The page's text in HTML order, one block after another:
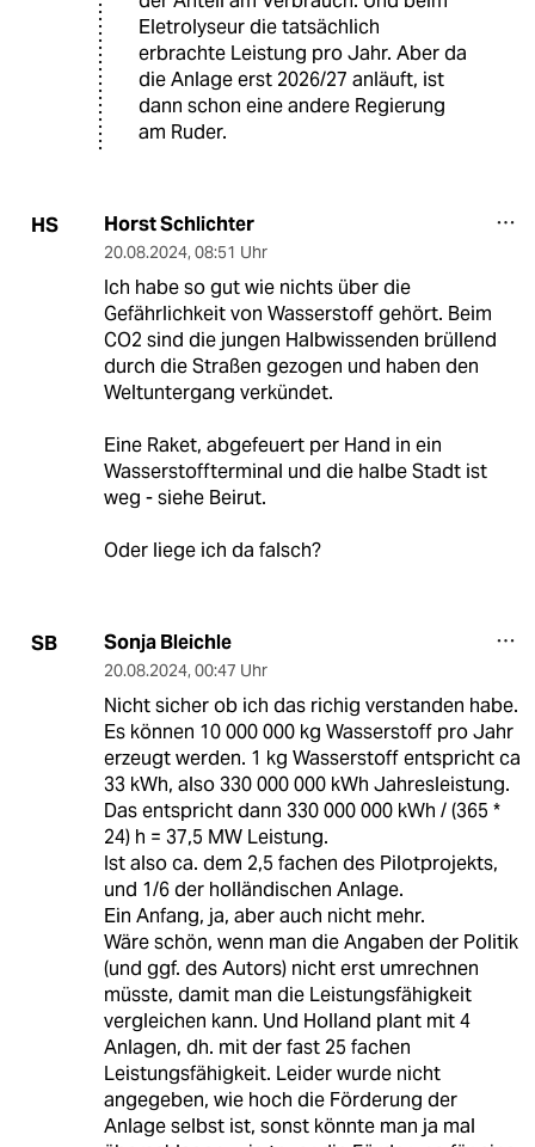
Eletrolyseur die tatsächlich
erbrachte Leistung pro Jahr. Aber da
die Anlage erst 2026/27 anläuft, ist
dann schon eine andere Regierung
am Ruder.
HS Horst Schlichter
20.08.2024, 08:51 Uhr
Ich habe so gut wie nichts über die
Gefährlichkeit von Wasserstoff gehört. Beim
CO2 sind die jungen Halbwissenden brüllend
durch die Straßen gezogen und haben den
Weltuntergang verkündet.
Eine Raket, abgefeuert per Hand in ein
Wasserstoffterminal und die halbe Stadt ist
weg - siehe Beirut.
Oder liege ich da falsch?
SB Sonja Bleichle
20.08.2024, 00:47 Uhr
Nicht sicher ob ich das richig verstanden habe.
Es können 10 000 000 kg Wasserstoff pro Jahr
erzeugt werden. 1 kg Wasserstoff entspricht ca
33 kWh, also 330 000 000 kWh Jahresleistung.
Das entspricht dann 330 000 000 kWh / (365 *
24) h = 37,5 MW Leistung.
Ist also ca. dem 2,5 fachen des Pilotprojekts,
und 1/6 der holländischen Anlage.
Ein Anfang, ja, aber auch nicht mehr.
Wäre schön, wenn man die Angaben der Politik
(und ggf. des Autors) nicht erst umrechnen
müsste, damit man die Leistungsfähigkeit
vergleichen kann. Und Holland plant mit 4
Anlagen, dh. mit der fast 25 fachen
Leistungsfähigkeit. Leider wurde nicht
angegeben, wie hoch die Förderung der
Anlage selbst ist, sonst könnte man ja mal